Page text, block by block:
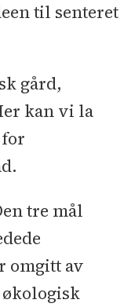
til senteret
gård,
kan vi la
tre mål
omgitt av